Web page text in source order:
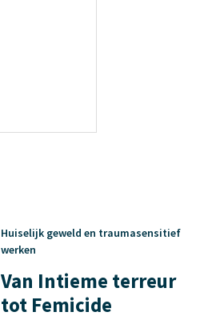
Van Intieme terreur
tot Femicide
Huiselijk geweld en traumasensitief
werken